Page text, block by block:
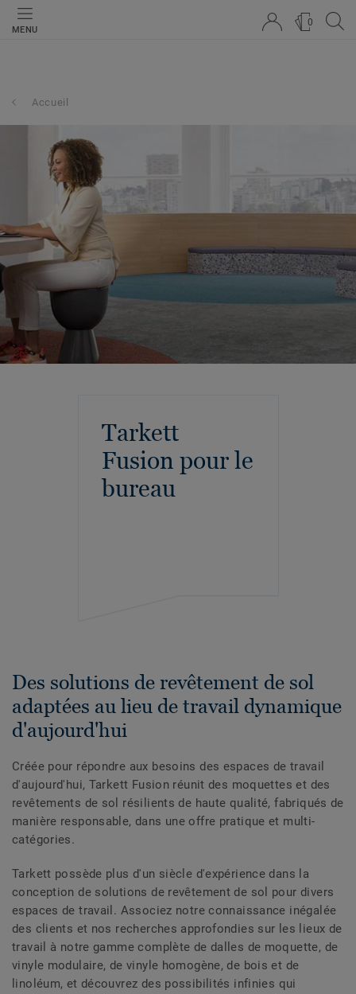
MENU
0
Accueil
Tarkett
Fusion pour le
bureau
Des solutions de revêtement de sol
adaptées au lieu de travail dynamique
d'aujourd'hui
Créée pour répondre aux besoins des espaces de travail
d'aujourd'hui, Tarkett Fusion réunit des moquettes et des
revêtements de sol résilients de haute qualité, fabriqués de
manière responsable, dans une offre pratique et multi-
catégories.
Tarkett possède plus d'un siècle d'expérience dans la
conception de solutions de revêtement de sol pour divers
espaces de travail. Associez notre connaissance inégalée
des clients et nos recherches approfondies sur les lieux de
travail à notre gamme complète de dalles de moquette, de
vinyle modulaire, de vinyle homogène, de bois et de
linoléum, et découvrez des possibilités infinies qui